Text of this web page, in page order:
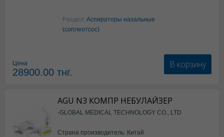
Раздел: Аспираторы назальные
(соплеотсос)
Цена
28900.00 тнг.
В корзину
AGU N3 КОМПР НЕБУЛАЙЗЕР
-GLOBAL MEDICAL TECHNOLOGY CO., LTD
Страна производитель: Китай